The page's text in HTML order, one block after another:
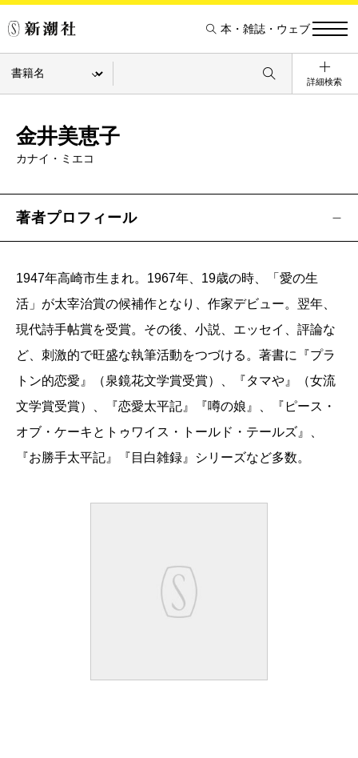
本・雑誌・ウェブ
詳細検索
金井美恵子
カナイ・ミエコ
著者プロフィール
1947年高崎市生まれ。1967年、19歳の時、「愛の生
活」が太宰治賞の候補作となり、作家デビュー。翌年、
現代詩手帖賞を受賞。その後、小説、エッセイ、評論な
ど、刺激的で旺盛な執筆活動をつづける。著書に『プラ
トン的恋愛』（泉鏡花文学賞受賞）、『タマや』（女流
文学賞受賞）、『恋愛太平記』『噂の娘』、『ピース・
オブ・ケーキとトゥワイス・トールド・テールズ』、
『お勝手太平記』『目白雑録』シリーズなど多数。